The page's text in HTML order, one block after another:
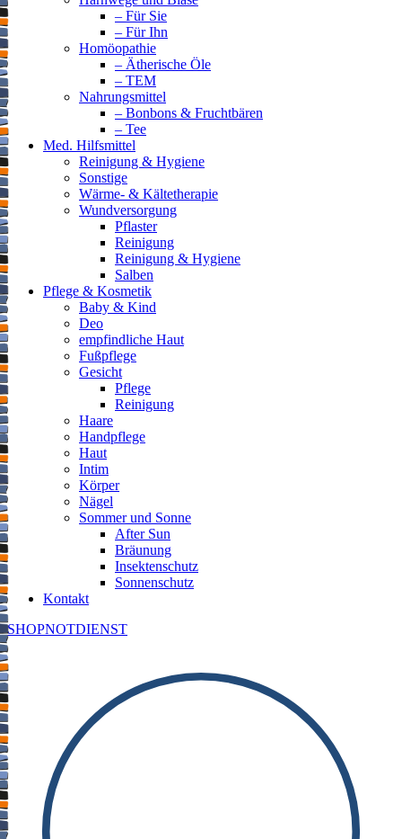
– Für Sie
– Für Ihn
Homöopathie
– Ätherische Öle
– TEM
Nahrungsmittel
– Bonbons & Fruchtbären
– Tee
Med. Hilfsmittel
Reinigung & Hygiene
Sonstige
Wärme- & Kältetherapie
Wundversorgung
Pflaster
Reinigung
Reinigung & Hygiene
Salben
Pflege & Kosmetik
Baby & Kind
Deo
empfindliche Haut
Fußpflege
Gesicht
Pflege
Reinigung
Haare
Handpflege
Haut
Intim
Körper
Nägel
Sommer und Sonne
After Sun
Bräunung
Insektenschutz
Sonnenschutz
Kontakt
SHOPNOTDIENST